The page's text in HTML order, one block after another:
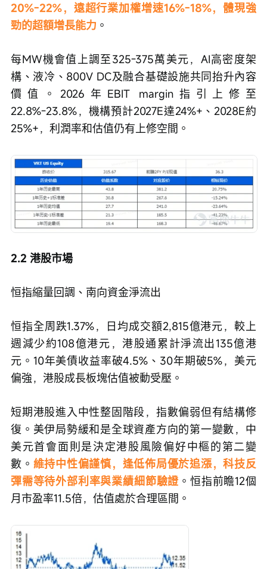
20%-22%，遠超行業加權增速16%-18%，體現強
勁的超額增長能力 。
每MW機會值上調至325-375萬美元，AI高密度架
構、液冷、800V DC及融合基礎設施共同抬升內容
價值。2026年EBIT margin指引上修至
22.8%-23.8%，機構預計2027E達24%+、2028E約
25%+，利潤率和估值仍有上修空間。
2.2 港股市場
恒指縮量回調、南向資金淨流出
恒指全周跌1.37%，日均成交額2,815億港元，較上
週減少約108億港元，港股通累計淨流出135億港
元。10年美債收益率破4.5%、30年期破5%，美元
偏強，港股成長板塊估值被動受壓。
短期港股進入中性整固階段，指數偏弱但有結構修
復。美伊局勢緩和是全球資產方向的第一變數，中
美元首會面則是決定港股風險偏好中樞的第二變
數。 維持中性偏謹慎，逢低佈局優於追漲，科技反
彈需等待外部利率與業績細節驗證 。恒指前瞻12個
月市盈率11.5倍，估值處於合理區間。